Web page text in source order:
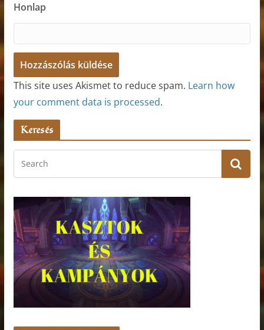
Honlap
This site uses Akismet to reduce spam. Learn how
your comment data is processed.
Keresés